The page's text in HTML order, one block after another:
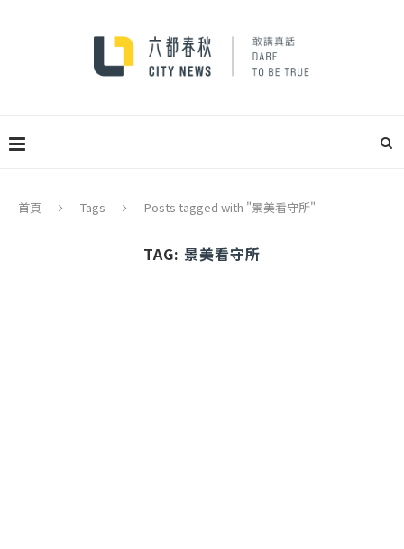
首頁 Tags Posts tagged with "景美看守所"
TAG: 景美看守所